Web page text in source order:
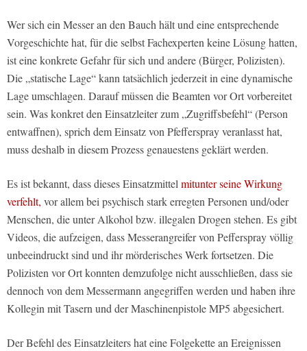
Wer sich ein Messer an den Bauch hält und eine entsprechende
Vorgeschichte hat, für die selbst Fachexperten keine Lösung hatten,
ist eine konkrete Gefahr für sich und andere (Bürger, Polizisten).
Die „statische Lage“ kann tatsächlich jederzeit in eine dynamische
Lage umschlagen. Darauf müssen die Beamten vor Ort vorbereitet
sein. Was konkret den Einsatzleiter zum „Zugriffsbefehl“ (Person
entwaffnen), sprich dem Einsatz von Pfefferspray veranlasst hat,
muss deshalb in diesem Prozess genauestens geklärt werden.
Es ist bekannt, dass dieses Einsatzmittel mitunter seine Wirkung
verfehlt, vor allem bei psychisch stark erregten Personen und/oder
Menschen, die unter Alkohol bzw. illegalen Drogen stehen. Es gibt
Videos, die aufzeigen, dass Messerangreifer von Pefferspray völlig
unbeeindruckt sind und ihr mörderisches Werk fortsetzen. Die
Polizisten vor Ort konnten demzufolge nicht ausschließen, dass sie
dennoch von dem Messermann angegriffen werden und haben ihre
Kollegin mit Tasern und der Maschinenpistole MP5 abgesichert.
Der Befehl des Einsatzleiters hat eine Folgekette an Ereignissen